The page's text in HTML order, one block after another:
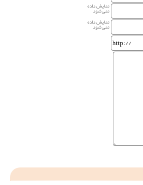
نمایش داده
نمی‌شود
نمایش داده
نمی‌شود